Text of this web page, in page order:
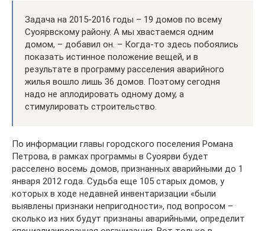
Задача на 2015-2016 годы – 19 домов по всему
Суоярвскому району. А мы хвастаемся одним
домом, – добавил он. – Когда-то здесь побоялись
показать истинное положение вещей, и в
результате в программу расселения аварийного
жилья вошло лишь 36 домов. Поэтому сегодня
надо не аплодировать одному дому, а
стимулировать строительство.
По информации главы городского поселения Романа
Петрова, в рамках программы в Суоярви будет
расселено восемь домов, признанных аварийными до 1
января 2012 года. Судьба еще 105 старых домов, у
которых в ходе недавней инвентаризации «были
выявлены признаки непригодности», под вопросом –
сколько из них будут признаны аварийными, определит